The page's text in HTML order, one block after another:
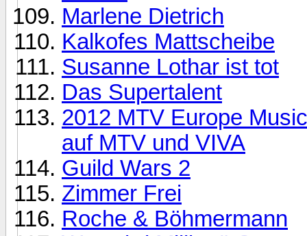
Marlene Dietrich
Kalkofes Mattscheibe
Susanne Lothar ist tot
Das Supertalent
2012 MTV Europe
auf MTV und VIVA
Guild Wars 2
Zimmer Frei
Roche & Böhmermann